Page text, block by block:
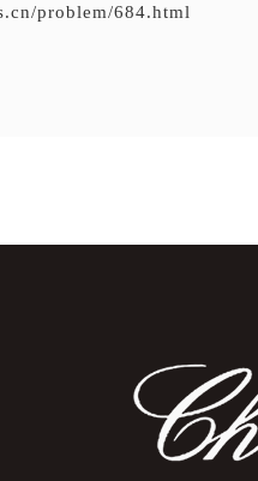
problem/684.html